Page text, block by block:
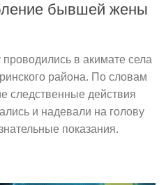
бывшей жены
в акимате села
района. По словам
следственные действия
и надевали на голову
показания.